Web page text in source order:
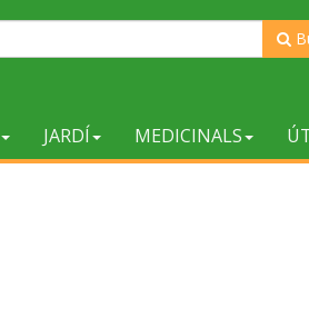
JARDÍ MEDICINALS